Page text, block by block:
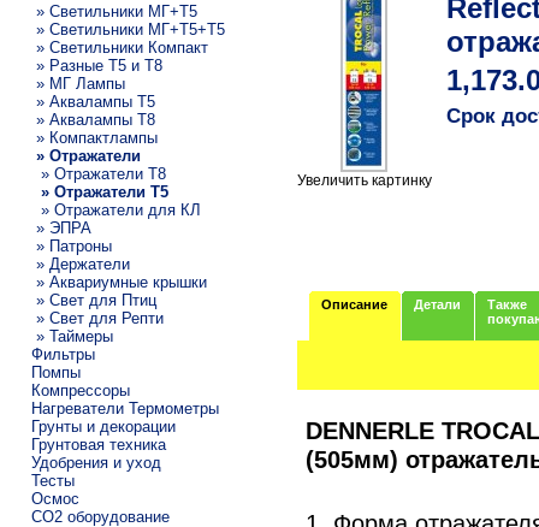
» Светильники МГ+T5
» Светильники МГ+T5+T5
» Светильники Компакт
» Разные T5 и T8
» МГ Лампы
» Аквалампы T5
» Аквалампы T8
» Компактлампы
» Отражатели
» Отражатели T8
» Отражатели T5
» Отражатели для КЛ
» ЭПРА
» Патроны
» Держатели
» Аквариумные крышки
» Свет для Птиц
» Свет для Репти
» Таймеры
Фильтры
Помпы
Компрессоры
Нагреватели Термометры
Грунты и декорации
Грунтовая техника
Удобрения и уход
Тесты
Осмос
CO2 оборудование
Увеличить картинку
Срок
Описание Детали
Также
DENNERLE
(505мм)